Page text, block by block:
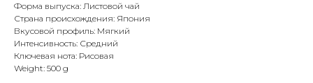
Форма выпуска: Листовой чай
Страна происхождения: Япония
Вкусовой профиль: Мягкий
Интенсивность: Средний
Ключевая нота: Рисовая
Weight: 500 g